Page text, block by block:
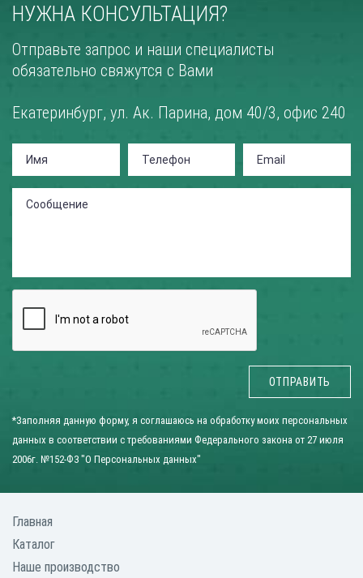
НУЖНА КОНСУЛЬТАЦИЯ?
Отправьте запрос и наши специалисты
обязательно свяжутся с Вами
Екатеринбург, ул. Ак. Парина, дом 40/3, офис 240
ОТПРАВИТЬ
*Заполняя данную форму, я соглашаюсь на обработку моих персональных
данных в соответствии с требованиями Федерального закона от 27 июля
2006г. №152-Ф3 "О Персональных данных"
Главная
Каталог
Наше производство